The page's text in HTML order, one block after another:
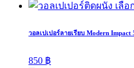
เลือ
วอลเปเปอร์ลายเรียบ Modern Impact
850 ฿